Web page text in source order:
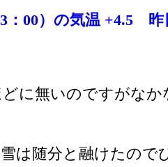
3：00）の気温 +4.5 昨
に無いのですがな
は随分と融けたの